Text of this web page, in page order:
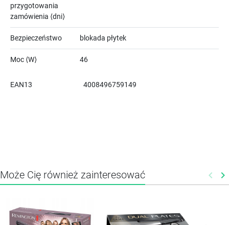
przygotowania
zamówienia ⟨dni⟩
Bezpieczeństwo blokada płytek
Moc ⟨W⟩ 46
EAN13 4008496759149
Może Cię również zainteresować keyboard_arrow_left keyboard_arrow_right